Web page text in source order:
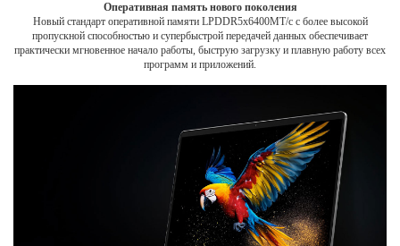
Оперативная память нового поколения
Новый стандарт оперативной памяти LPDDR5x6400MT/с с более высокой
пропускной способностью и супербыстрой передачей данных обеспечивает
практически мгновенное начало работы, быструю загрузку и плавную работу всех
программ и приложений.